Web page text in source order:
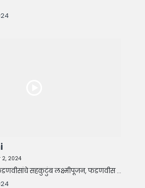
2, 2024
सहकुटुंब लक्ष्मीपूजन, फडणवीस ...